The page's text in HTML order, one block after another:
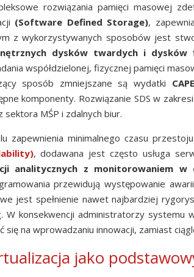
rozwiązania pamięci masowej
(Software Defined Storage),
z wykorzystywanych sposobów jest
dysków twardych i dysków
współdzielonej, fizycznej pamięci
sposób zmniejszane są wydatki
komponenty. Rozwiązanie SDS w
sektora MŚP i zdalnych biur.
zapewnienia minimalnego czasu
, dodawana jest często usługa
analitycznych z monitorowaniem w
przewidują występowanie
jest spełnienie nawet najbardziej
W konsekwencji administratorzy
się na wprowadzaniu innowacji, zamiast
jako